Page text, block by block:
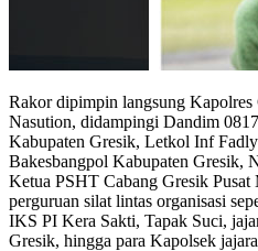
Rakor dipimpin langsung
Nasution, didampingi Dandim
Kabupaten Gresik, Letkol Inf
Bakesbangpol Kabupaten Gresik,
Ketua PSHT Cabang Gresik
perguruan silat lintas organisasi
IKS PI Kera Sakti, Tapak Suci,
Gresik, hingga para Kapolsek